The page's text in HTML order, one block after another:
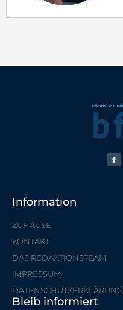
Information
ZUHAUSE
KONTAKT
DAS REDAKTIONSTEAM
IMPRESSUM
DATENSCHUTZERKLÄRUNG
Bleib informiert